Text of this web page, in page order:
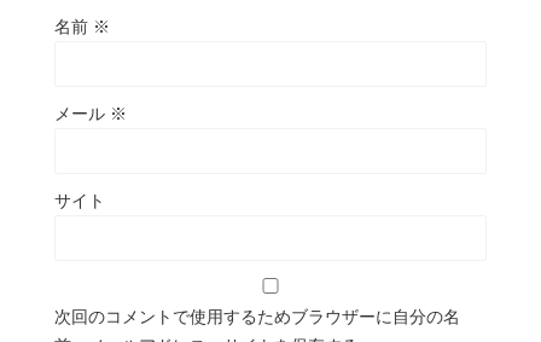
名前 ※
メール ※
サイト
次回のコメントで使用するためブラウザーに自分の名